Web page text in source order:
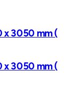
x 3050 mm (
x 3050 mm (